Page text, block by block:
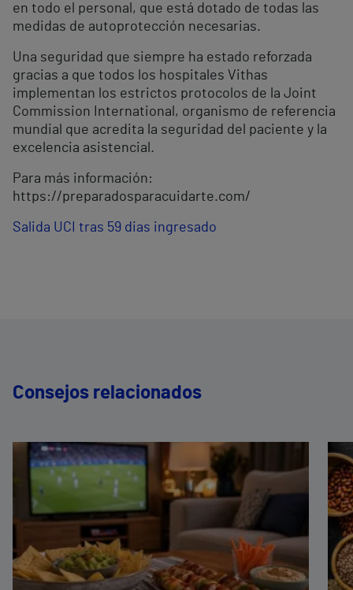
en todo el personal, que está dotado de todas las
medidas de autoprotección necesarias.
Una seguridad que siempre ha estado reforzada
gracias a que todos los hospitales Vithas
implementan los estrictos protocolos de la Joint
Commission International, organismo de referencia
mundial que acredita la seguridad del paciente y la
excelencia asistencial.
Para más información:
https://preparadosparacuidarte.com/
Salida UCI tras 59 dias ingresado
Consejos relacionados